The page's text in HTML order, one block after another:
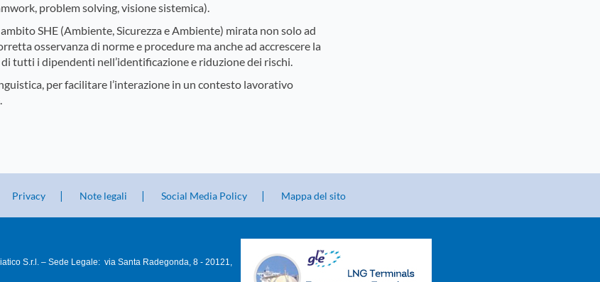
problem solving, visione sistemica).
SHE (Ambiente, Sicurezza e Ambiente) mirata non solo ad
osservanza di norme e procedure ma anche ad accrescere la
tutti i dipendenti nell’identificazione e riduzione dei rischi.
per facilitare l’interazione in un contesto lavorativo
Privacy Note legali Social Media Policy Mappa del sito
S.r.l. – Sede Legale: via Santa Radegonda, 8 - 20121,